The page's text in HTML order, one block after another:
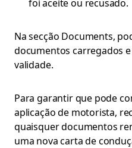
foi aceite ou recusado.
Na secção Documents,
documentos carregados
validade.
Para garantir que pode
aplicação de motorista,
quaisquer documentos
uma nova carta de